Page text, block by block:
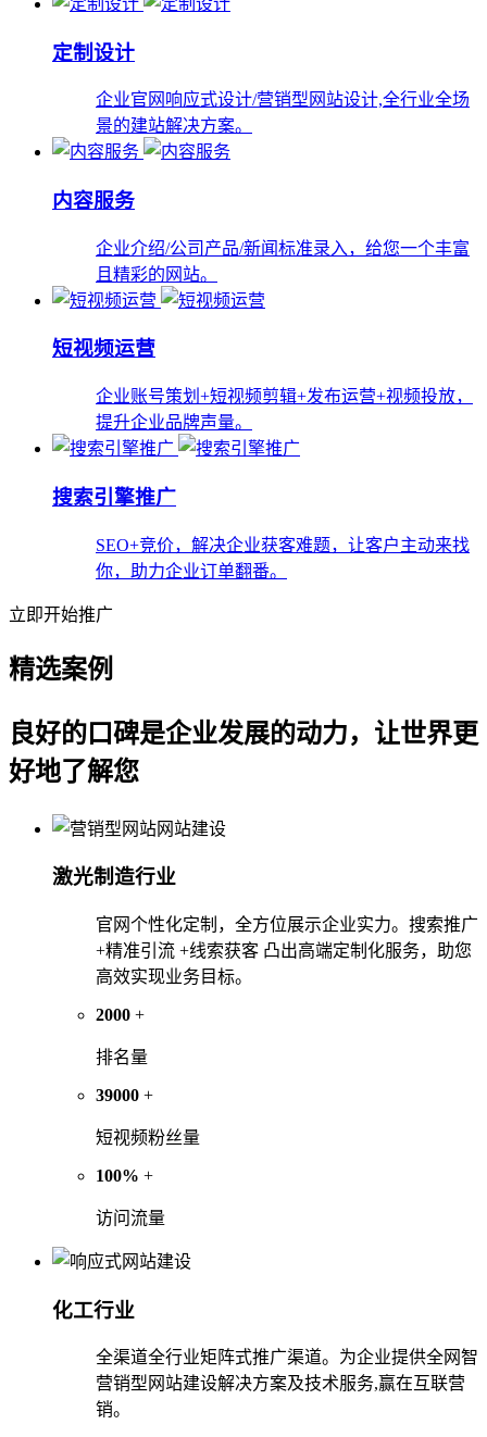
定制设计
企业官网响应式设计/营销型网站设计,全行业全场
景的建站解决方案。
内容服务
企业介绍/公司产品/新闻标准录入，给您一个丰富
且精彩的网站。
短视频运营
企业账号策划+短视频剪辑+发布运营+视频投放，
提升企业品牌声量。
搜索引擎推广
SEO+竞价，解决企业获客难题，让客户主动来找
你，助力企业订单翻番。
立即开始推广
精选案例
良好的口碑是企业发展的动力，让世界更
好地了解您
激光制造行业
官网个性化定制，全方位展示企业实力。搜索推广
+精准引流 +线索获客 凸出高端定制化服务，助您
高效实现业务目标。
2000 +
排名量
39000 +
短视频粉丝量
100% +
访问流量
化工行业
全渠道全行业矩阵式推广渠道。为企业提供全网智
营销型网站建设解决方案及技术服务,赢在互联营
销。